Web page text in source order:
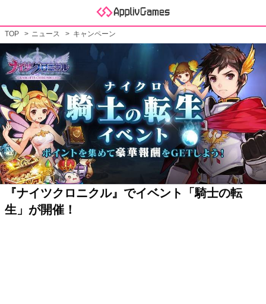
TOP ニュース キャンペーン
『ナイツクロニクル』でイベント「騎士の転
生」が開催！